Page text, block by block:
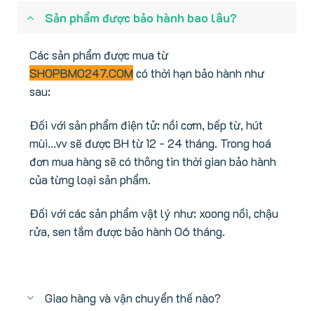
Sản phẩm được bảo hành bao lâu?
Các sản phẩm được mua từ
SHOPBMO247.COMcó thời hạn bảo hành như
sau:
Đối với sản phẩm điện tử: nồi cơm, bếp từ, hút
mùi...vv sẽ được BH từ 12 - 24 tháng. Trong hoá
đơn mua hàng sẽ có thông tin thời gian bảo hành
của từng loại sản phẩm.
Đối với các sản phẩm vật lý như: xoong nồi, chậu
rửa, sen tắm được bảo hành 06 tháng.
Giao hàng và vận chuyển thế nào?